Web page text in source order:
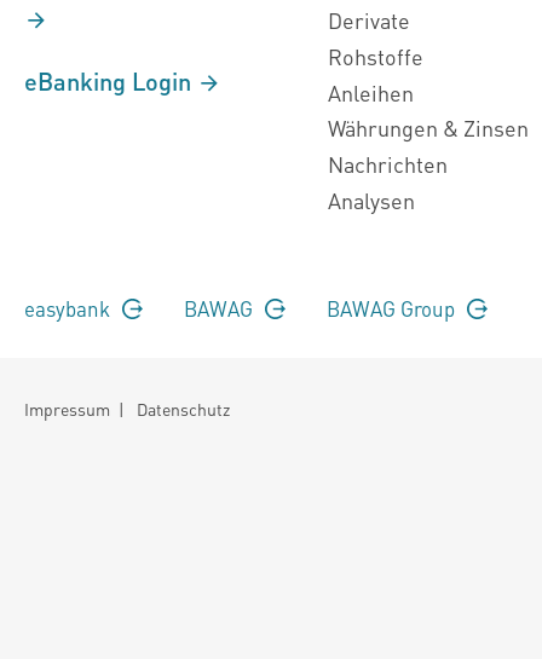
eBanking Login
Derivate
Rohstoffe
Anleihen
Währungen & Zinsen
Nachrichten
Analysen
easybank BAWAG BAWAG Group
Impressum | Datenschutz